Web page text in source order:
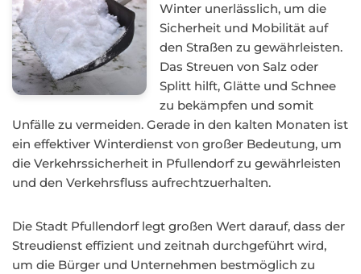
Winter unerlässlich, um die
Sicherheit und Mobilität auf
den Straßen zu gewährleisten.
Das Streuen von Salz oder
Splitt hilft, Glätte und Schnee
zu bekämpfen und somit
Unfälle zu vermeiden. Gerade in den kalten Monaten ist
ein effektiver Winterdienst von großer Bedeutung, um
die Verkehrssicherheit in Pfullendorf zu gewährleisten
und den Verkehrsfluss aufrechtzuerhalten.
Die Stadt Pfullendorf legt großen Wert darauf, dass der
Streudienst effizient und zeitnah durchgeführt wird,
um die Bürger und Unternehmen bestmöglich zu